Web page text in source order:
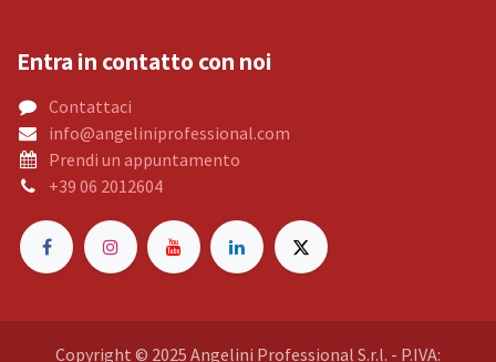
Entra in contatto con noi
Contattaci
info@angeliniprofessional.com
Prendi un appuntamento
+39 06 2012604
Copyright © 2025 Angelini Professional S.r.l. - P.IVA: